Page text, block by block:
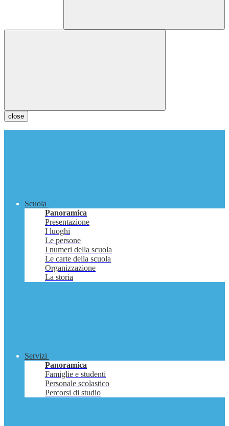
close
Scuola
Panoramica
Presentazione
I luoghi
Le persone
I numeri della scuola
Le carte della scuola
Organizzazione
La storia
Servizi
Panoramica
Famiglie e studenti
Personale scolastico
Percorsi di studio